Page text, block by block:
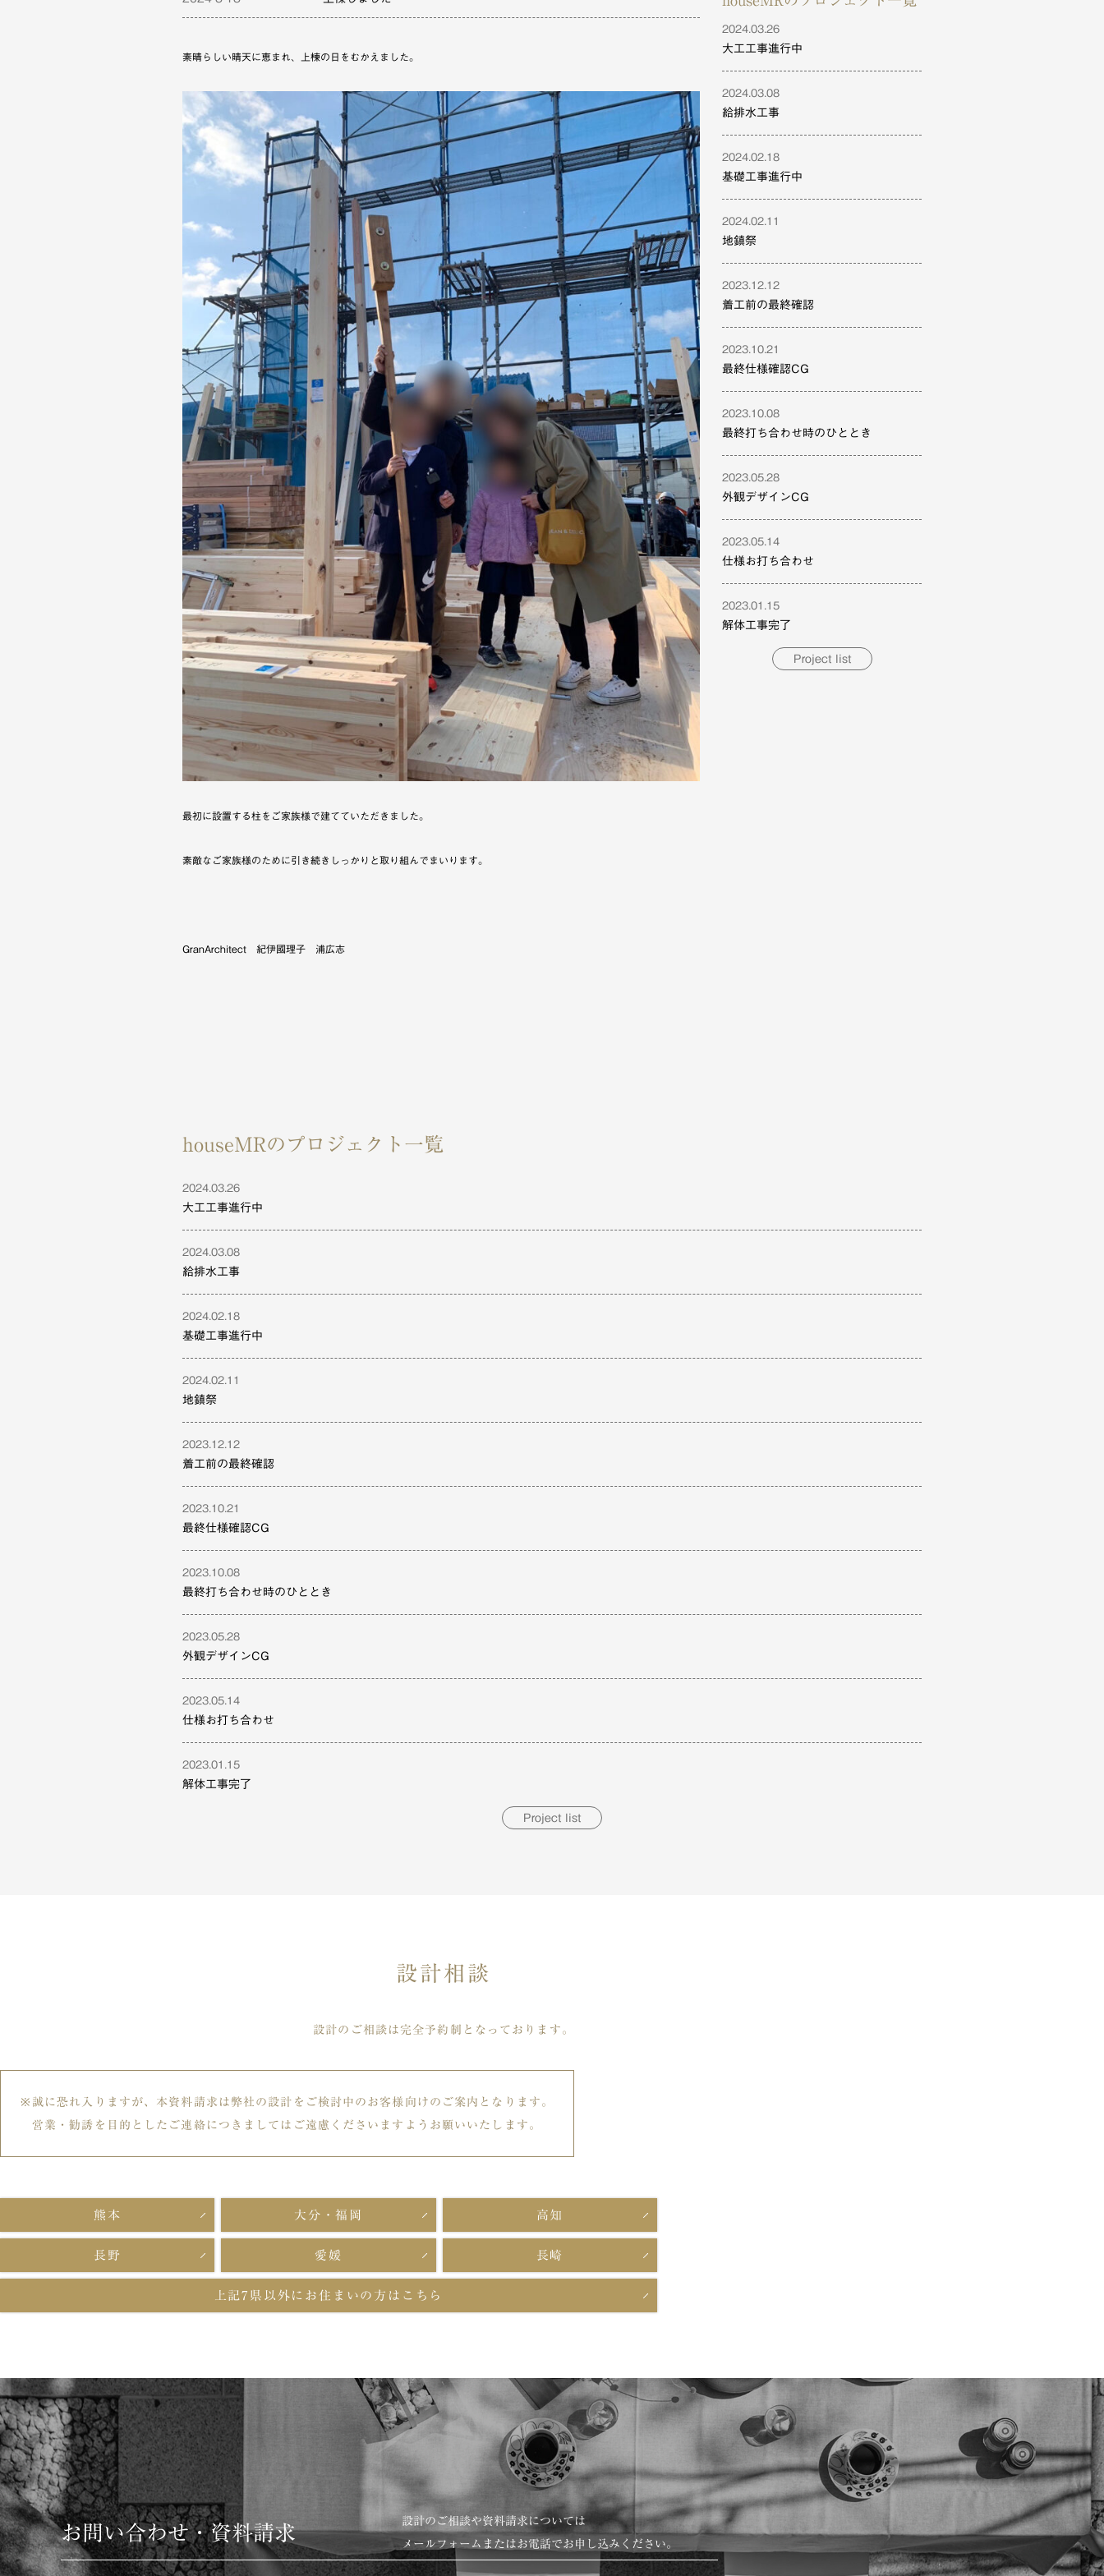
素晴らしい晴天に恵まれ、上棟の日をむかえました。
最初に設置する柱をご家族様で建てていただきました。
素敵なご家族様のために引き続きしっかりと取り組んでまいります。
GranArchitect 紀伊國理子 浦広志
2024.03.26
大工工事進行中
2024.03.08
給排水工事
2024.02.18
基礎工事進行中
2024.02.11
地鎮祭
2023.12.12
着工前の最終確認
2023.10.21
最終仕様確認CG
2023.10.08
最終打ち合わせ時のひととき
2023.05.28
外観デザインCG
2023.05.14
仕様お打ち合わせ
2023.01.15
解体工事完了
Project list
houseMRのプロジェクト一覧
2024.03.26
大工工事進行中
2024.03.08
給排水工事
2024.02.18
基礎工事進行中
2024.02.11
地鎮祭
2023.12.12
着工前の最終確認
2023.10.21
最終仕様確認CG
2023.10.08
最終打ち合わせ時のひととき
2023.05.28
外観デザインCG
2023.05.14
仕様お打ち合わせ
2023.01.15
解体工事完了
Project list
設計相談
設計のご相談は完全予約制となっております。
誠に恐れ入りますが、本資料請求は弊社の設計をご検討中のお客様向けのご案内となります。
営業・勧誘を目的としたご連絡につきましてはご遠慮くださいますようお願いいたします。
熊本 大分・福岡 高知
長野 愛媛 長崎
上記7県以外に お住まいの方はこちら
お問い合わせ・資料請求
設計のご相談や資料請求については
メールフォームまたはお電話でお申し込みください。